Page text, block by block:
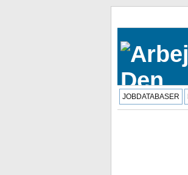
JOBDATABASER